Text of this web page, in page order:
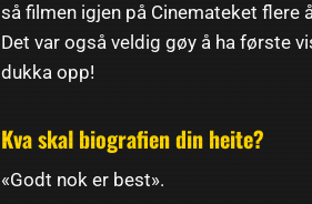
så filmen igjen på Cinemateket flere
Det var også veldig gøy å ha første
dukka opp!
Kva skal biografien din heite?
«Godt nok er best».